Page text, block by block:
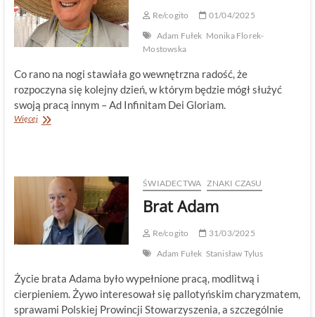
Re/cogito
01/04/2025
Adam Fułek Monika Florek-
Mostowska
Co rano na nogi stawiała go wewnętrzna radość, że
rozpoczyna się kolejny dzień, w którym będzie mógł służyć
swoją pracą innym – Ad Infinitam Dei Gloriam.
WięcejBóg
ŚWIADECTWA ZNAKI CZASU
Brat Adam
Re/cogito
31/03/2025
Adam Fułek Stanisław Tylus
Życie brata Adama było wypełnione pracą, modlitwą i
cierpieniem. Żywo interesował się pallotyńskim charyzmatem,
sprawami Polskiej Prowincji Stowarzyszenia, a szczególnie